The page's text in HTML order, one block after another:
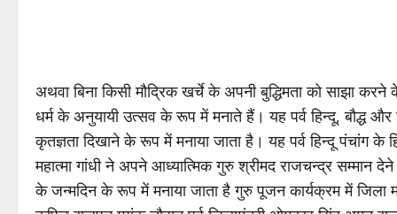
अथवा बिना किसी मौद्रिक खर्चे के अपनी बुद्धिमता को साझा
धर्म के अनुयायी उत्सव के रूप में मनाते हैं। यह पर्व हिन्दू, बौद्ध
कृतज्ञता दिखाने के रूप में मनाया जाता है। यह पर्व हिन्दू पंचांग के
महात्मा गांधी ने अपने आध्यात्मिक गुरु श्रीमद राजचन्द्र सम्मान देने
के जन्मदिन के रूप में मनाया जाता है गुरु पूजन कार्यक्रम में जिला